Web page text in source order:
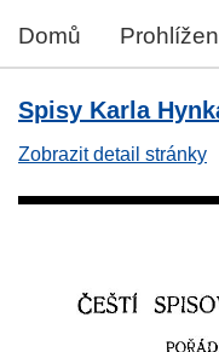
Domů
Spisy Karla
Zobrazit detail stránky